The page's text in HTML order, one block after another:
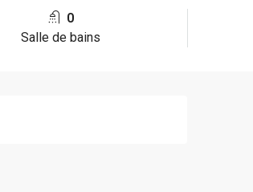
0
Salle de bains